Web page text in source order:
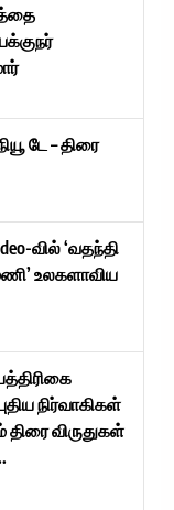
டே – திரை
வில் ‘வதந்தி
உலகளாவிய
நிர்வாகிகள்
விருதுகள்